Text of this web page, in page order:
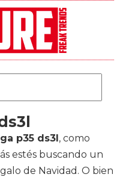
p35 ds3l, como
estés buscando un
de Navidad. O bien